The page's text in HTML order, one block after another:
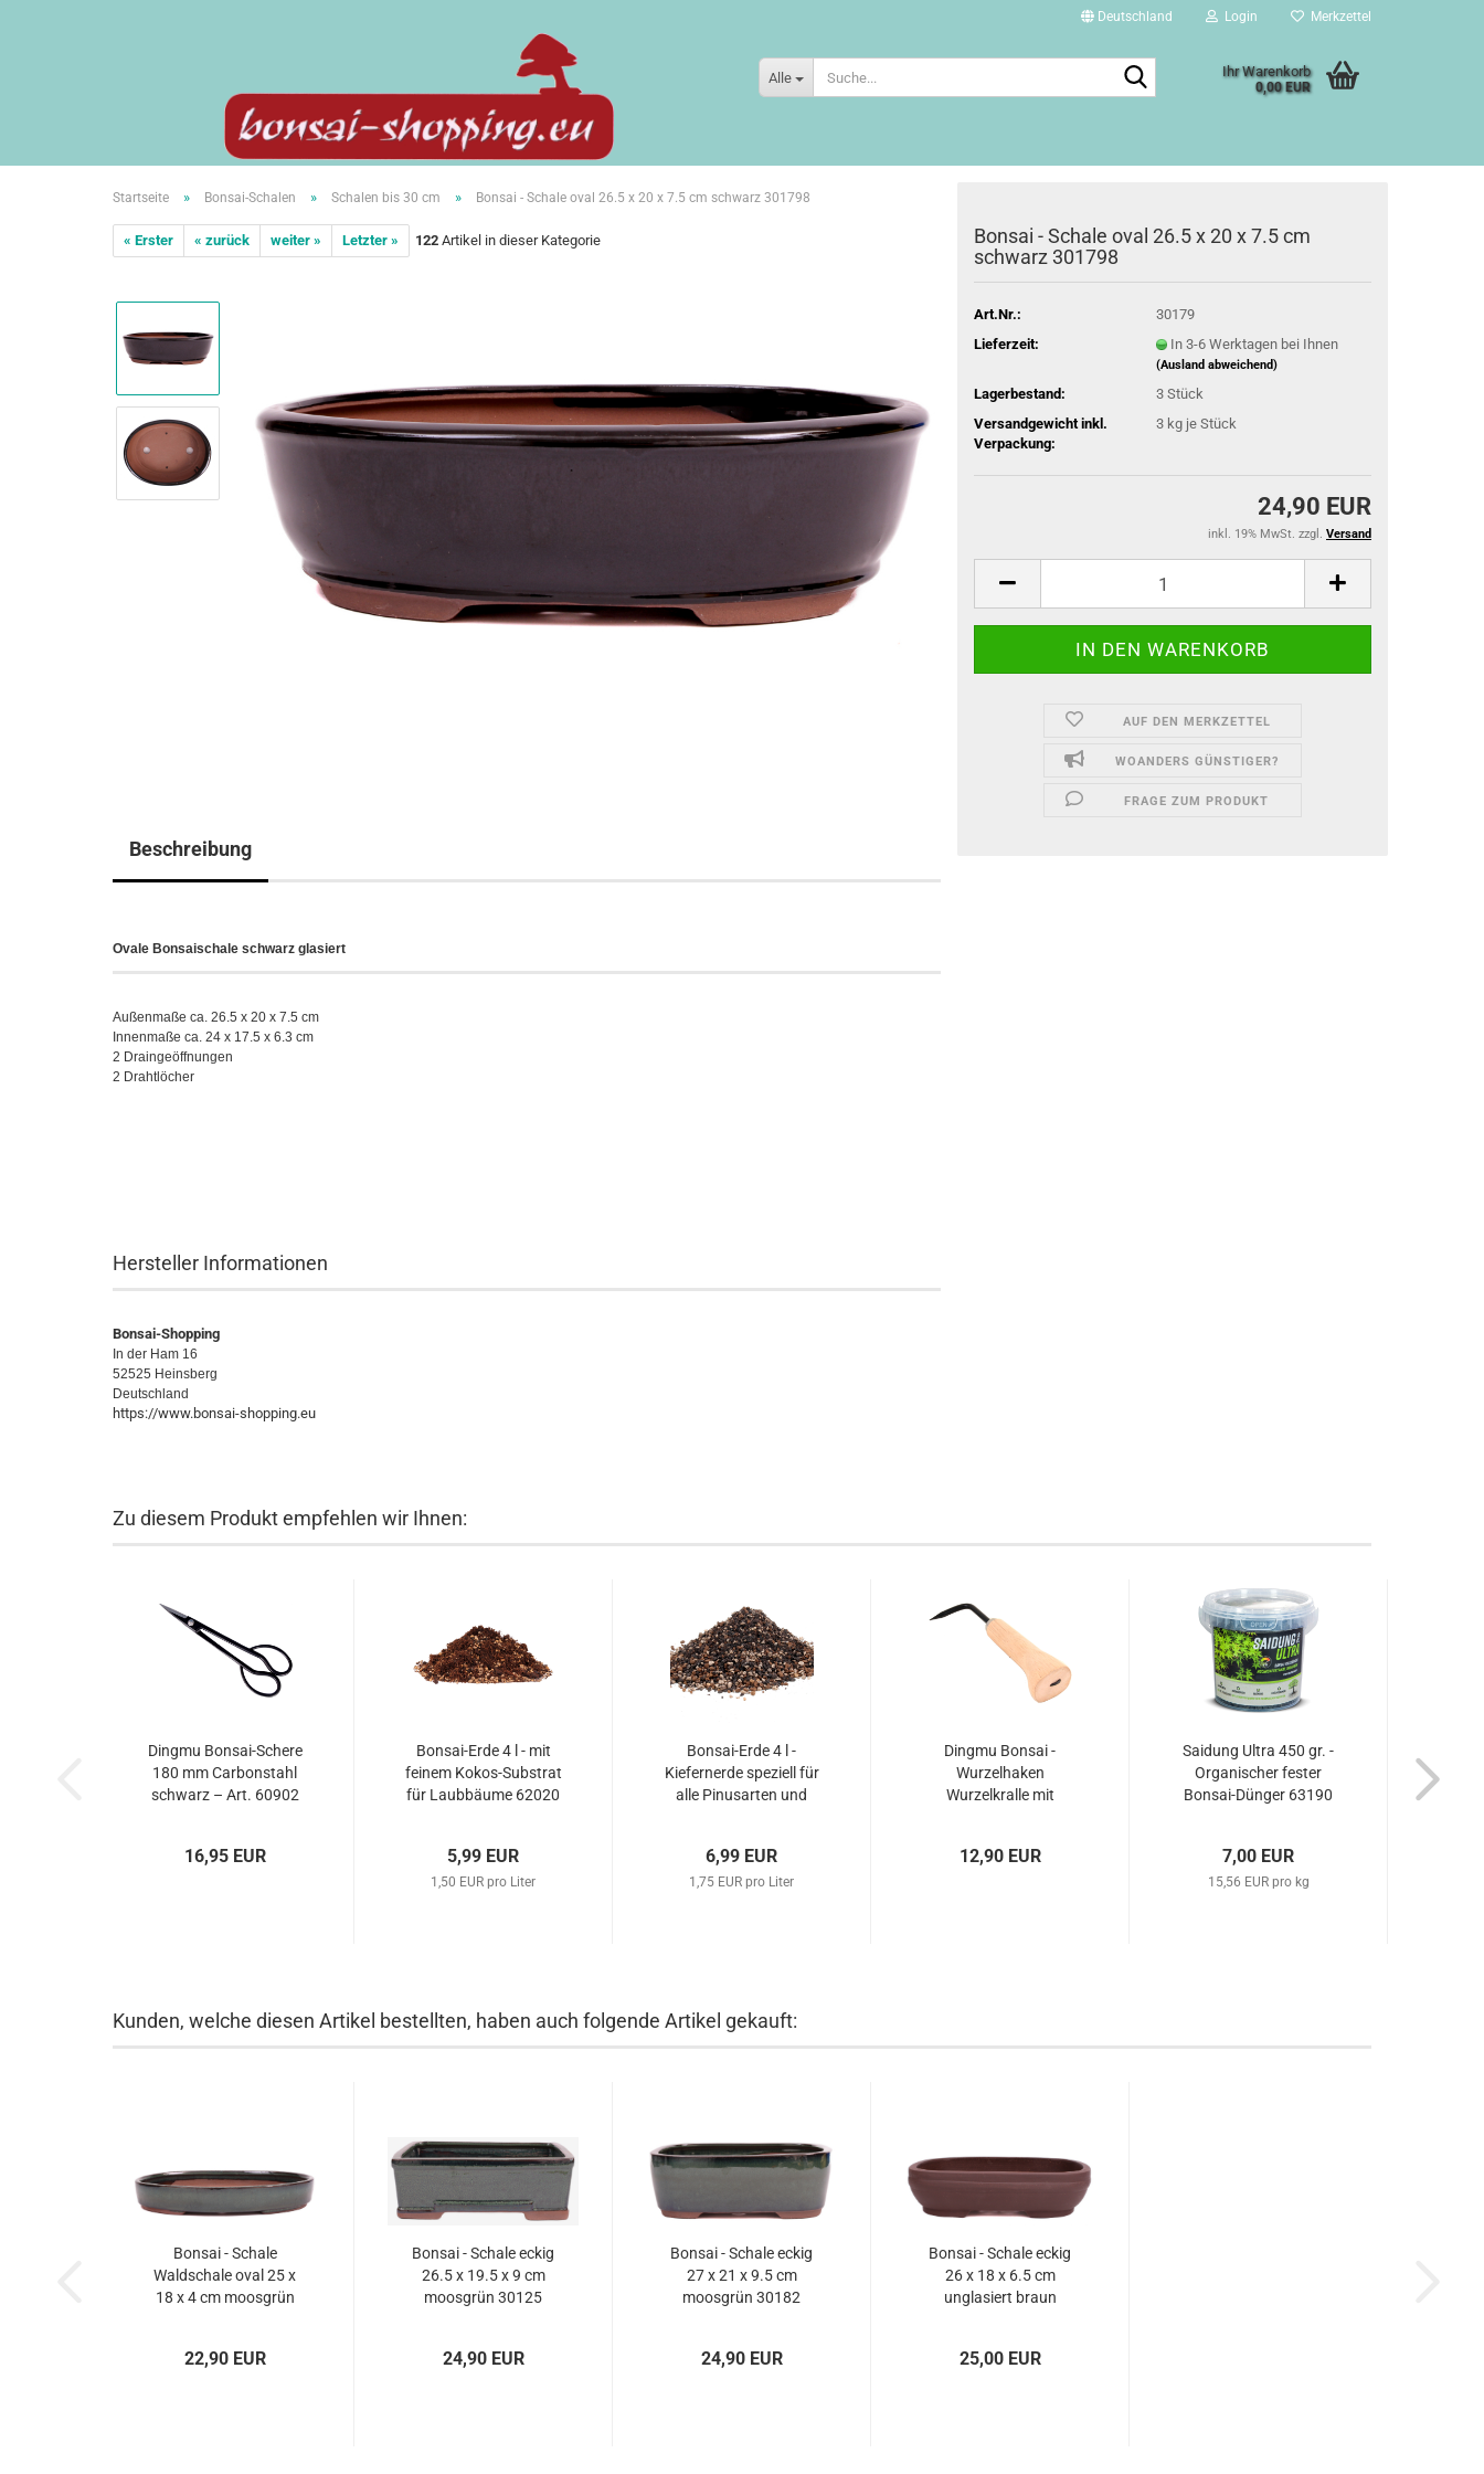
Deutschland Login Merkzettel
Alle Ihr Warenkorb
0,00 EUR
Startseite » Bonsai-Schalen » Schalen bis 30 cm » Bonsai - Schale oval 26.5 x 20 x 7.5 cm schwarz 301798
« Erster « zurück weiter » Letzter » 122 Artikel in dieser Kategorie
Bonsai - Schale oval 26.5 x 20 x 7.5 cm
schwarz 301798
Art.Nr.:
30179
Lieferzeit:
In 3-6 Werktagen bei Ihnen
(Ausland abweichend)
Lagerbestand: 3 Stück
Versandgewicht inkl.
Verpackung:
3 kg je Stück
24,90 EUR
inkl. 19% MwSt. zzgl. Versand
AUF DEN MERKZETTEL
WOANDERS GÜNSTIGER?
FRAGE ZUM PRODUKT
Beschreibung
Ovale Bonsaischale schwarz glasiert
Außenmaße ca. 26.5 x 20 x 7.5 cm
Innenmaße ca. 24 x 17.5 x 6.3 cm
2 Draingeöffnungen
2 Drahtlöcher
Hersteller Informationen
Bonsai-Shopping
In der Ham 16
52525 Heinsberg
Deutschland
https://www.bonsai-shopping.eu
Zu diesem Produkt empfehlen wir Ihnen:
Dingmu Bonsai-Schere
180 mm Carbonstahl
schwarz – Art. 60902
16,95 EUR
Bonsai-Erde 4 l - mit
feinem Kokos-Substrat
für Laubbäume 62020
5,99 EUR
1,50 EUR pro Liter
Bonsai-Erde 4 l -
Kiefernerde speziell für
alle Pinusarten und
6,99 EUR
1,75 EUR pro Liter
Dingmu Bonsai -
Wurzelhaken
Wurzelkralle mit
12,90 EUR
Saidung Ultra 450 gr. -
Organischer fester
Bonsai-Dünger 63190
7,00 EUR
15,56 EUR pro kg
Kunden, welche diesen Artikel bestellten, haben auch folgende Artikel gekauft:
Bonsai - Schale
Waldschale oval 25 x
18 x 4 cm moosgrün
22,90 EUR
Bonsai - Schale eckig
26.5 x 19.5 x 9 cm
moosgrün 30125
24,90 EUR
Bonsai - Schale eckig
27 x 21 x 9.5 cm
moosgrün 30182
24,90 EUR
Bonsai - Schale eckig
26 x 18 x 6.5 cm
unglasiert braun
25,00 EUR